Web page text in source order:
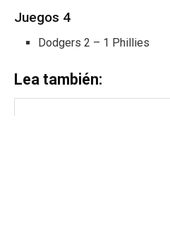
Juegos 4
Dodgers 2 – 1 Phillies
Lea también: